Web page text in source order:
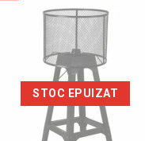
STOC EPUIZAT